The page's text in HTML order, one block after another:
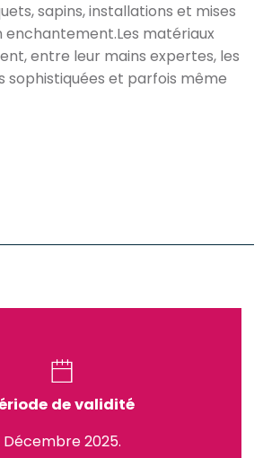
sapins, installations et mises
enchantement.Les matériaux
entre leur mains expertes, les
sophistiquées et parfois même
de validité
Décembre 2025.